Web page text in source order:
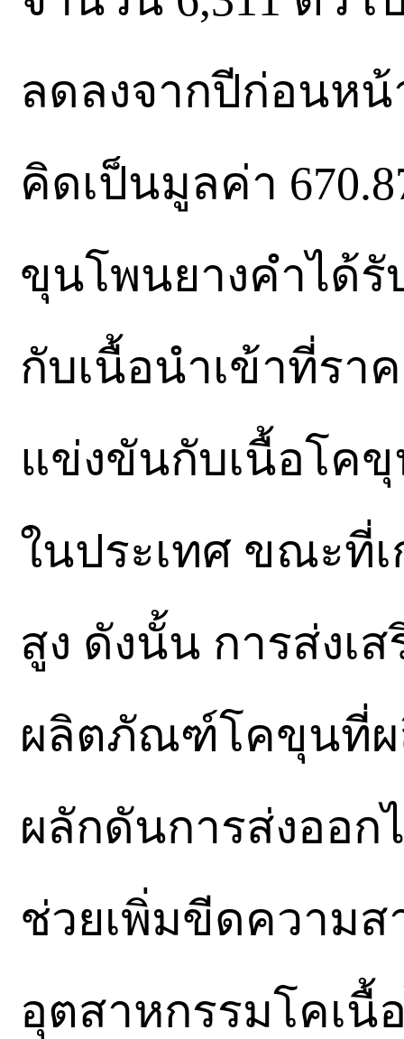
ลดลงจากปีก่อนห
คิดเป็นมูลค่า
ขุนโพนยางคำได้
กับเนื้อนำเข้าที่รา
แข่งขันกับเนื้อโค
ในประเทศ ขณะที่
สูง ดังนั้น การส่งเ
ผลิตภัณฑ์โคขุนที่ผ
ผลักดันการส่งออก
ช่วยเพิ่มขีดความ
อุตสาหกรรมโคเนื้